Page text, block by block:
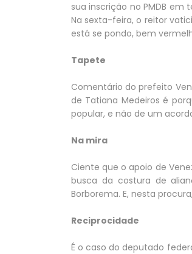
sua inscrição no PMDB
Na sexta-feira, o reitor
está se pondo, bem
Tapete
Comentário do prefeito
de Tatiana Medeiros é
popular, e não de um
Na mira
Ciente que o apoio de
busca da costura de
Borborema. E, nesta
Reciprocidade
É o caso do deputado